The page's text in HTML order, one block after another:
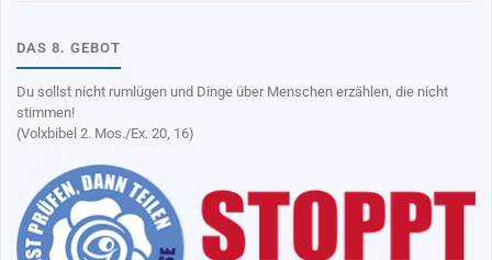
DAS 8. GEBOT
Du sollst nicht rumlügen und Dinge über Menschen erzählen, die nicht
stimmen!
(Volxbibel 2. Mos./Ex. 20, 16)